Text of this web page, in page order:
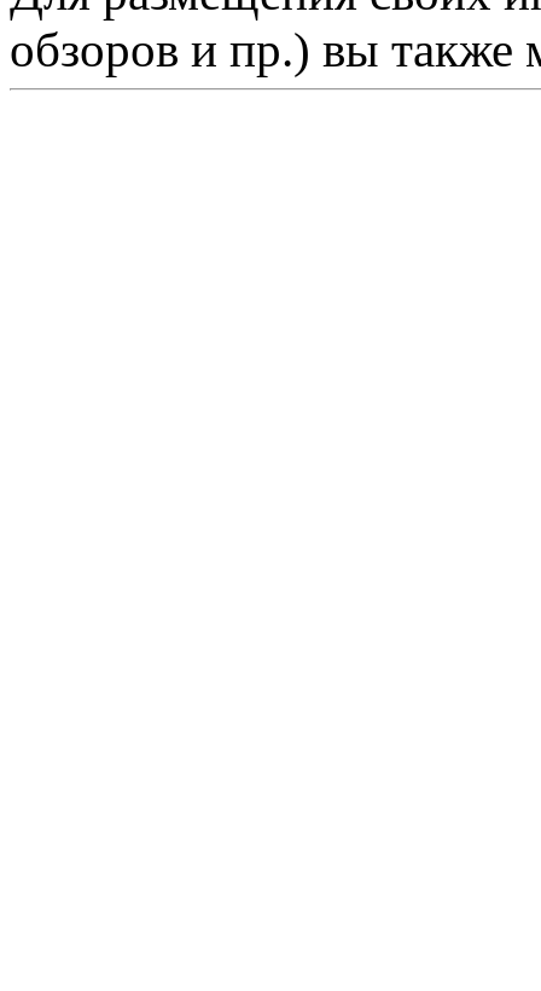
обзоров и пр.) вы также